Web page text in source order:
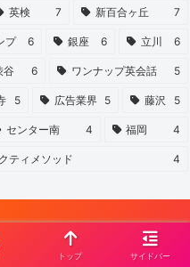
英検 7 新百合ヶ丘 7
プ 6 銀座 6 立川 6
谷 6 ワンナップ英会話 5
5 広告業界 5 藤沢 5
センター南 4 福岡 4
ティメソッド 4
トップ サイドバー